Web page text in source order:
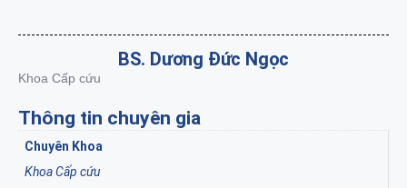
BS. Dương Đức Ngọc
Khoa Cấp cứu
Thông tin chuyên gia
Chuyên Khoa
Khoa Cấp cứu